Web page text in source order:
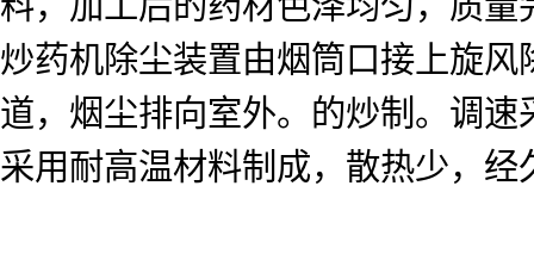
炒药机除尘装置由烟筒口接上旋
道，烟尘排向室外。的炒制。调
采用耐高温材料制成，散热少，经